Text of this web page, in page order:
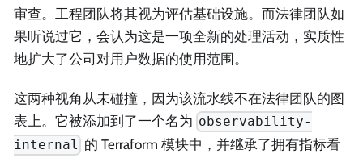
审查。工程团队将其视为评估基础设施。而法律团队如
果听说过它，会认为这是一项全新的处理活动，实质性
地扩大了公司对用户数据的使用范围。
这两种视角从未碰撞，因为该流水线不在法律团队的图
表上。它被添加到了一个名为 observability-
internal 的 Terraform 模块中，并继承了拥有指标看